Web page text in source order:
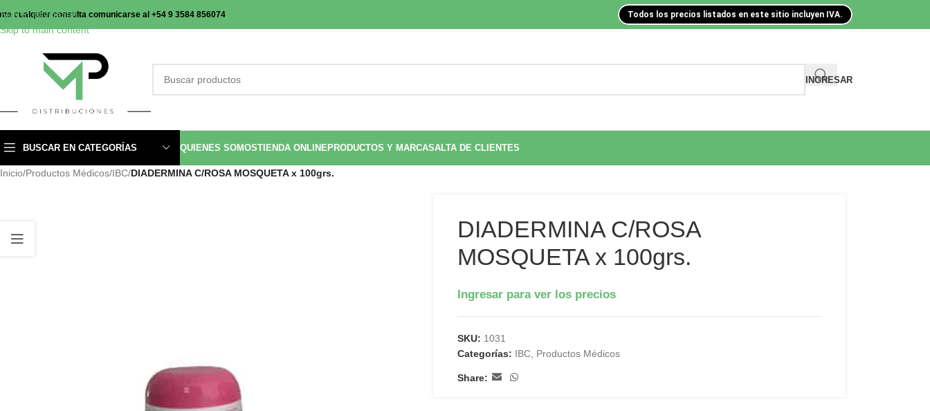
Skip to navigation
Skip to main content
cualquier consulta comunicarse al +54 9 3584 856074 Todos los precios listados en este sitio incluyen IVA.
INGRESAR
BUSCAR EN CATEGORÍAS QUIENES SOMOSTIENDA ONLINEPRODUCTOS Y MARCASALTA DE CLIENTES
Inicio/Productos Médicos/IBC/DIADERMINA C/ROSA MOSQUETA x 100grs.
DIADERMINA C/ROSA
MOSQUETA x 100grs.
Ingresar para ver los precios
SKU: 1031
Categorías: IBC, Productos Médicos
Share: